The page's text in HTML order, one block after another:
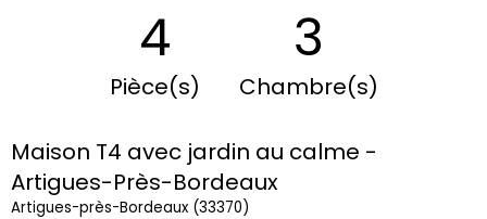
4
Pièce(s)
3
Chambre(s)
Maison T4 avec jardin au calme -
Artigues-Près-Bordeaux
Artigues-près-Bordeaux (33370)